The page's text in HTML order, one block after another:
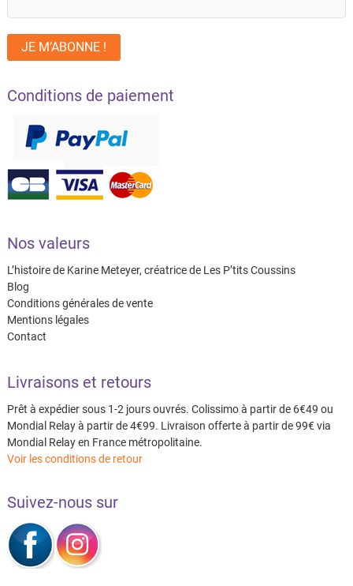
Conditions de paiement
Nos valeurs
L’histoire de Karine Meteyer, créatrice de Les P’tits Coussins
Blog
Conditions générales de vente
Mentions légales
Contact
Livraisons et retours
Prêt à expédier sous 1-2 jours ouvrés. Colissimo à partir de 6€49 ou
Mondial Relay à partir de 4€99. Livraison offerte à partir de 99€ via
Mondial Relay en France métropolitaine.
Voir les conditions de retour
Suivez-nous sur